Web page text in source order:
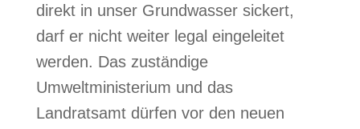
direkt in unser Grundwasser sickert,
darf er nicht weiter legal eingeleitet
werden. Das zuständige
Umweltministerium und das
Landratsamt dürfen vor den neuen